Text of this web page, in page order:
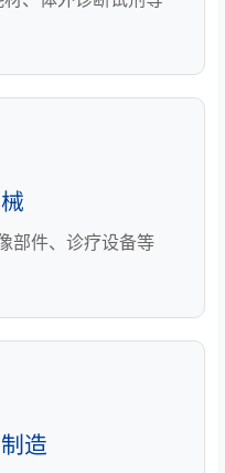
部件、诊疗设备等
造